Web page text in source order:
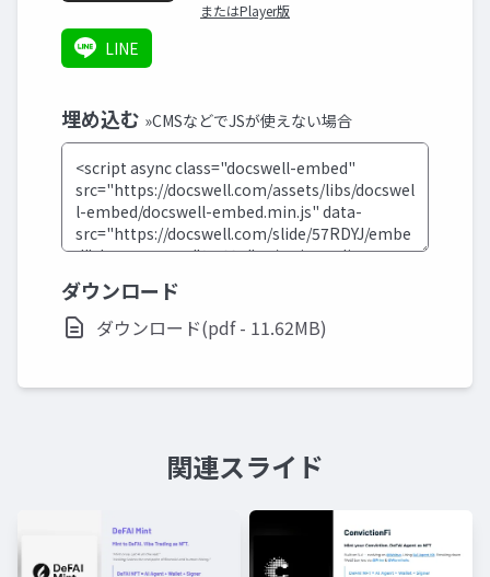
またはPlayer版
LINE
埋め込む »CMSなどでJSが使えない場合
ダウンロード
ダウンロード(pdf - 11.62MB)
関連スライド